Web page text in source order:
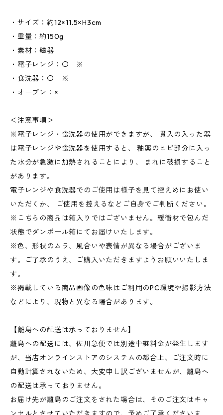
・サイズ：約12×11.5×H3cm
・重量：約150g
・素材：磁器
・電子レンジ：〇 ※
・食洗器：〇 ※
・オーブン：×
＜注意事項＞
※電子レンジ・食洗器の使用ができますが、 貫入の入った器
は電子レンジや食洗器を使用すると、 釉薬のヒビ部分に入っ
た水分が急激に加熱されることにより、 まれに破損すること
があります。
電子レンジや食洗器でのご使用は様子を見て控えめにお使い
いただくか、 ご使用を控えるなどご自身でご判断ください。
※こちらの商品は箱入りではございません。緩衝材で包んだ
状態でダンボール箱にてお届けいたします。
※色、形状のムラ、風合いや表情が異なる場合がございま
す。ご了承のうえ、ご購入いただきますようお願いいたしま
す。
※掲載している商品画像の色味はご利用のPC環境や撮影方法
などにより、現物と異なる場合があります。
【離島への配送は承っておりません】
離島への配送には、佐川急便では別途中継料金が発生します
が、当店オンラインストアのシステムの都合上、ご注文時に
自動計算されないため、大変申し訳ございませんが、離島へ
の配送は承っておりません。
お届け先が離島のご注文をされた場合は、そのご注文はキャ